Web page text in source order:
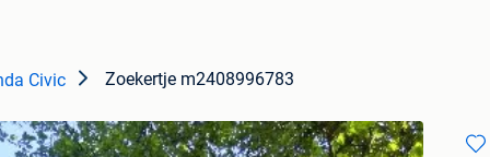
Civic Zoekertje m2408996783